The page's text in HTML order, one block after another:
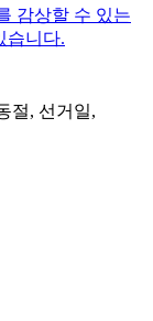
감상할 수 있는
습니다.
절, 선거일,